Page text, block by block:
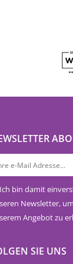
Ich bin damit
Newsletter,
Angebot zu
SIE UNS